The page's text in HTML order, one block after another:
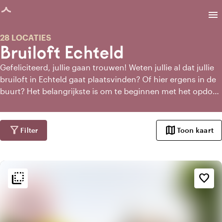
geladen
menu
Bruiloft Echteld
28 LOCATIES
Gefeliciteerd, jullie gaan trouwen! Weten jullie al dat jullie
bruiloft in Echteld gaat plaatsvinden? Of hier ergens in de
buurt? Het belangrijkste is om te beginnen met het opdoen
daadwerkelijke plannen van jullie bruiloft een stukje
makkelijker. Daarbij is het ontzettend leuk om te doen
samen met the love of your life. Hoe dan ook, via
voor jullie bruiloft in Echteld vinden!
filter_alt Filter map Toon kaart
flip_to_back favorite_border
flip_to_back Sfeer en esthetiek
weekend
Klassiek
favorite